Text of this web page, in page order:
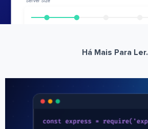
Há Mais Para Ler.